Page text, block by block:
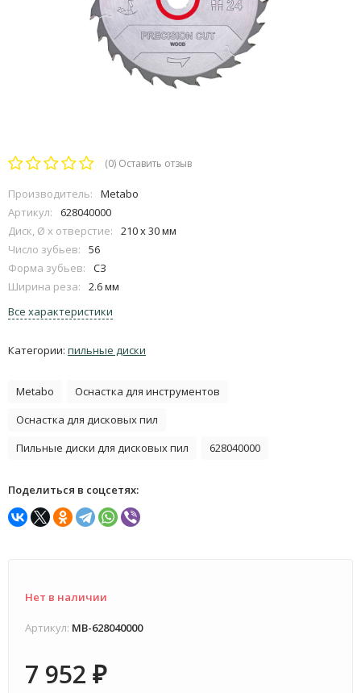
(0) Оставить отзыв
Производитель:
Metabo
Артикул:
628040000
Диск, Ø x отверстие:
210 x 30 мм
Число зубьев:
56
Форма зубьев:
СЗ
Ширина реза:
2.6 мм
Все характеристики
Категории: пильные диски
Metabo
Оснастка для инструментов
Оснастка для дисковых пил
Пильные диски для дисковых пил
628040000
Поделиться в соцсетях:
Нет в наличии
Артикул: MB-628040000
7 952 ₽